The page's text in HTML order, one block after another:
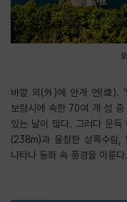
바깥 외(外)에 안개 연(煙).
보령시에 속한 70여 개 섬 중
있는 날이 많다. 그러다 문득
(238m)과 울창한 상록수림,
나타나 동화 속 풍경을 이룬다.